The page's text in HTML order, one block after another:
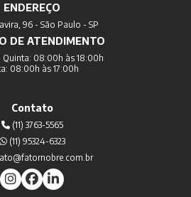
ENDEREÇO
96 - São Paulo - SP
DE ATENDIMENTO
Quinta: 08:00h às 18:00h
08:00h às 17:00h
Contato
(11) 3763-5565
(11) 95324-6323